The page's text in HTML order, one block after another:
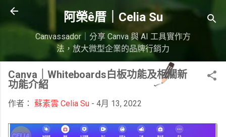
跳到主要內容
阿榮ê厝｜Celia Su
Canvassador｜分享 Canva 與 AI 工具實作方
法，放大微型企業的品牌行銷力
Canva｜Whiteboards白板功能及相關新
功能介紹
作者： 蘇素雲 Celia Su - 4月 13, 2022